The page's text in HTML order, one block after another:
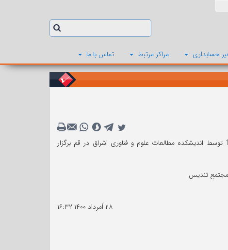
حسابداری مراکز مرتبط تماس با ما
پنجمین همایش ملی مدیریت حسابداری و مهندسی صنایع در تاریخ 20 اسفند 1400 توسط اندیشکده مطالعات علوم و فناوری اشراق در قم برگزار
مجتمع تندیس
۲۸ اَمرداد ۱۴۰۰
۱۶:۳۲